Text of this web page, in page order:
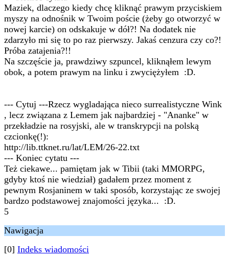
Maziek, dlaczego kiedy chcę kliknąć prawym przyciskiem
myszy na odnośnik w Twoim poście (żeby go otworzyć w
nowej karcie) on odskakuje w dół?! Na dodatek nie
zdarzyło mi się to po raz pierwszy. Jakaś cenzura czy co?!
Próba zatajenia?!!
Na szczęście ja, prawdziwy szpuncel, kliknąłem lewym
obok, a potem prawym na linku i zwyciężyłem :D.
--- Cytuj ---Rzecz wygladająca nieco surrealistyczne Wink
, lecz związana z Lemem jak najbardziej - "Ananke" w
przekładzie na rosyjski, ale w transkrypcji na polską
czcionkę(!):
http://lib.ttknet.ru/lat/LEM/26-22.txt
--- Koniec cytatu ---
Też ciekawe... pamiętam jak w Tibii (taki MMORPG,
gdyby ktoś nie wiedział) gadałem przez moment z
pewnym Rosjaninem w taki sposób, korzystając ze swojej
bardzo podstawowej znajomości języka... :D.
5
Nawigacja
[0] Indeks wiadomości